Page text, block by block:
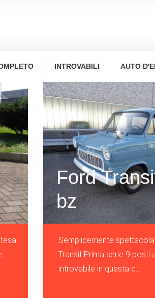
INTROVABILI AUTO
Ford
bz
Semplicemente
Transit Prima serie 9 posti
introvabile in questa c...